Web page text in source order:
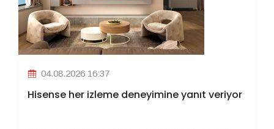
04.08.2026 16:37
Hisense her izleme deneyimine yanıt veriyor